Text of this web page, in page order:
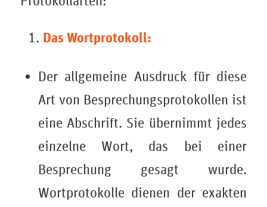
Das Wortprotokoll:
Der allgemeine Ausdruck für diese
Art von Besprechungsprotokollen ist
eine Abschrift. Sie übernimmt jedes
einzelne Wort, das bei einer
Besprechung gesagt wurde.
Wortprotokolle dienen der exakten